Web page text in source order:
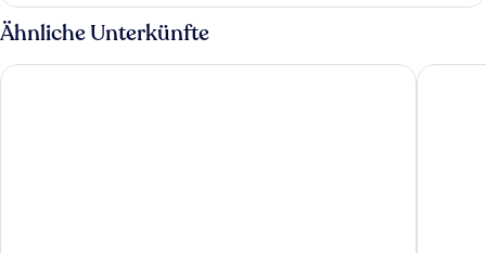
Bad
Ähnliche Unterkünfte
Eco Boutique Hotel Vista Las Islas Reserva Natural El Gecko